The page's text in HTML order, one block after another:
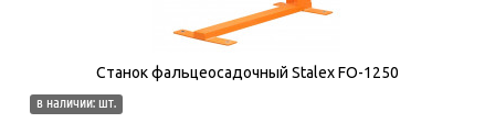
Станок фальцеосадочный Stalex FO-1250
в наличии: шт.